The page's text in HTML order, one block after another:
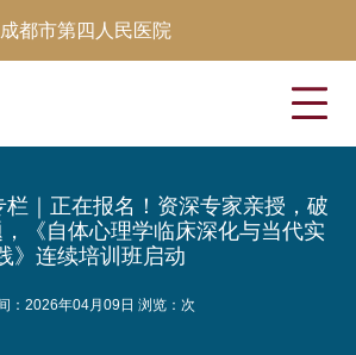
成都市第四人民医院
｜正在报名！资深专家亲授，破
《自体心理学临床深化与当代实
》连续培训班启动
：2026年04月09日 浏览： 次